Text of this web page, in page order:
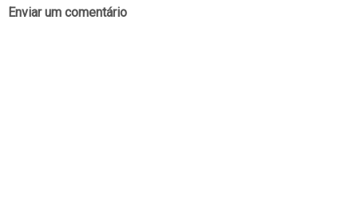
Enviar um comentário